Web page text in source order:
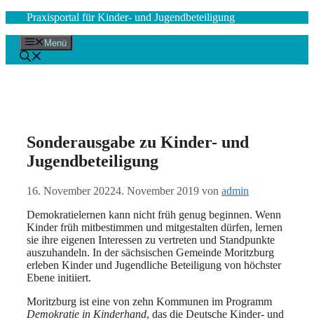
springen
Praxisportal für Kinder- und Jugendbeteiligung
Menü
Sonderausgabe zu Kinder- und
Jugendbeteiligung
16. November 20224. November 2019 von admin
Demokratielernen kann nicht früh genug beginnen. Wenn
Kinder früh mitbestimmen und mitgestalten dürfen, lernen
sie ihre eigenen Interessen zu vertreten und Standpunkte
auszuhandeln. In der sächsischen Gemeinde Moritzburg
erleben Kinder und Jugendliche Beteiligung von höchster
Ebene initiiert.
Moritzburg ist eine von zehn Kommunen im Programm
Demokratie in Kinderhand, das die Deutsche Kinder- und